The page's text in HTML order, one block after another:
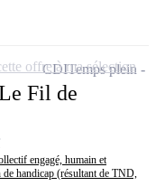
Fil de
engagé, humain et
de handicap (résultant de TND,
CDITemps plein
offre à ma sélection